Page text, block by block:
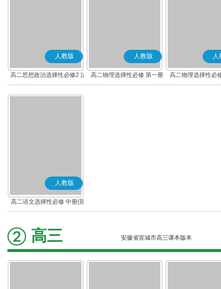
人教版
高二思想政治选择性必修2 法
律与生活(部编版)
人教版
高二物理选择性必修 第一册
人
高二物理选择性必
人教版
高二语文选择性必修 中册(部
编版)
高三 安徽省宣城市高三课本版本